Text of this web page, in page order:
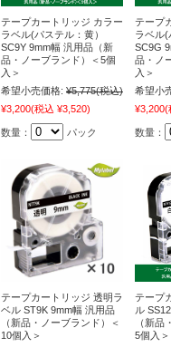
テープカートリッジ カラー
ラベル(パステル：黄）
SC9Y 9mm幅 汎用品（新
品・ノーブランド）＜5個
入＞
希望小売価格: ¥5,775(税込)
¥3,200(税込 ¥3,520)
数量： パック
テープ
ラベル(
SC9G
品・ノ
入＞
希望小
¥3,200(
数量：
テープカートリッジ 透明ラ
ベル ST9K 9mm幅 汎用品
（新品・ノーブランド）＜
10個入＞
テープ
ル
（新品
5個入＞